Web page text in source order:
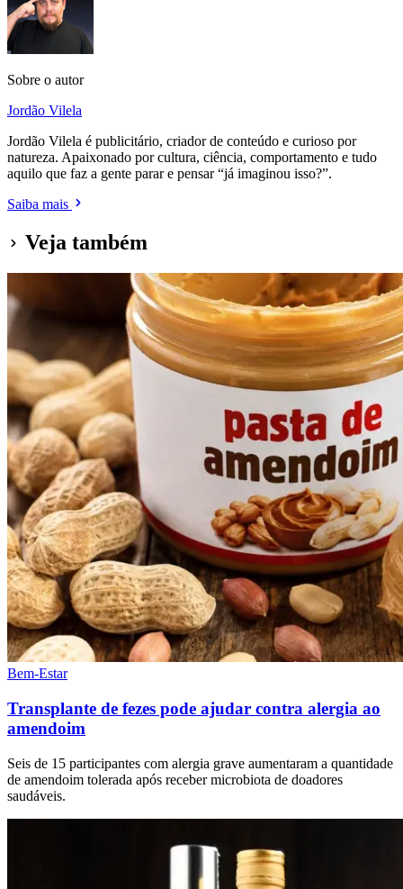
Sobre o autor
Jordão Vilela
Jordão Vilela é publicitário, criador de conteúdo e curioso por
natureza. Apaixonado por cultura, ciência, comportamento e tudo
aquilo que faz a gente parar e pensar “já imaginou isso?”.
Saiba mais
Veja também
Bem-Estar
Transplante de fezes pode ajudar contra alergia ao
amendoim
Seis de 15 participantes com alergia grave aumentaram a quantidade
de amendoim tolerada após receber microbiota de doadores
saudáveis.